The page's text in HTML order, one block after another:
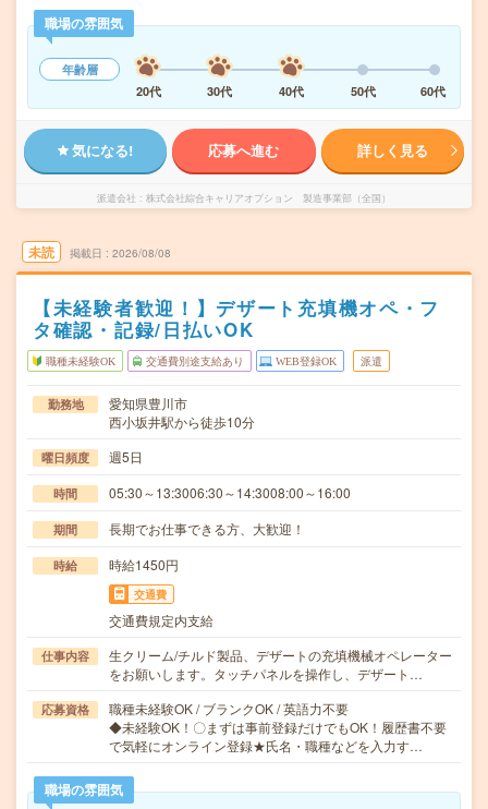
職場の雰囲気
年齢層
20代
30代 40代 50代 60代
気になる! 応募へ進む 詳しく見る
派遣会社 株式会社綜合キャリアオプション 製造事業部（全国）
未読 掲載日 2026/08/08
【未経験者歓迎！】デザート充填機オペ・フ
タ確認・記録/日払いOK
職種未経験OK 交通費別途支給あり WEB登録OK 派遣
勤務地
愛知県豊川市
西小坂井駅から徒歩10分
曜日頻度 週5日
時間 05:30～13:3006:30～14:3008:00～16:00
期間 長期でお仕事できる方、大歓迎！
時給 時給1450円
交通費
交通費規定内支給
仕事内容
生クリーム/チルド製品、デザートの充填機械オペレーター
をお願いします。タッチパネルを操作し、デザート…
応募資格
職種未経験OK / ブランクOK / 英語力不要
◆未経験OK！〇まずは事前登録だけでもOK！履歴書不要
で気軽にオンライン登録★氏名・職種などを入力す…
職場の雰囲気